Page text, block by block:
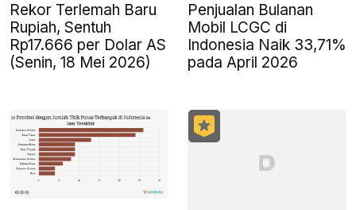
Rekor Terlemah Baru
Rupiah, Sentuh
Rp17.666 per Dolar AS
(Senin, 18 Mei 2026)
Penjualan Bulanan
Mobil LCGC di
Indonesia Naik 33,71%
pada April 2026